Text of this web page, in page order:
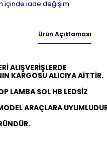
içinde iade değişim
Ürün Açıklaması
ALIŞVERİŞLERDE
KARGOSU ALICIYA AİTTİR.
LAMBA SOL HB LEDSİZ
ARAÇLARA